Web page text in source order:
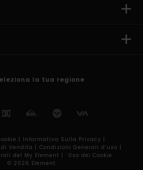
la tua regione
| Informativa Sulla Privacy |
Vendita | Condizioni Generali d’uso |
del My Element |
Uso dei Cookie
© 2026 Element